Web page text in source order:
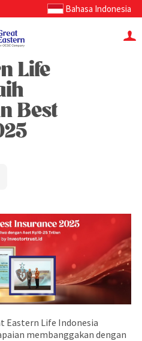
Bahasa Indonesia
Life
Best
Eastern Life Indonesia
membanggakan dengan